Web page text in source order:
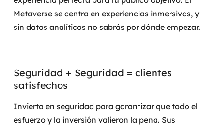
Metaverse se centra en experiencias inmersivas, y
sin datos analíticos no sabrás por dónde empezar.
Seguridad + Seguridad = clientes
satisfechos
Invierta en seguridad para garantizar que todo el
esfuerzo y la inversión valieron la pena. Sus